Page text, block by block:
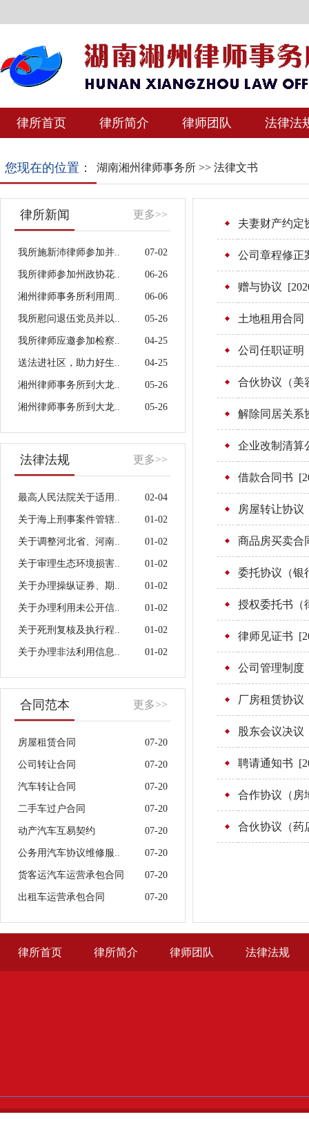
律所首页 律所简介 律师团队 法律法
您现在的位置： 湖南湘州律师事务所 >> 法律文书
律所新闻 更多>>
我所施新沛律师参加并.. 07-02
我所律师参加州政协花.. 06-26
湘州律师事务所利用周.. 06-06
我所慰问退伍党员并以.. 05-26
我所律师应邀参加检察.. 04-25
送法进社区，助力好生.. 04-25
湘州律师事务所到大龙.. 05-26
湘州律师事务所到大龙.. 05-26
法律法规 更多>>
最高人民法院关于适用.. 02-04
关于海上刑事案件管辖.. 01-02
关于调整河北省、河南.. 01-02
关于审理生态环境损害.. 01-02
关于办理操纵证券、期.. 01-02
关于办理利用未公开信.. 01-02
关于死刑复核及执行程.. 01-02
关于办理非法利用信息.. 01-02
合同范本 更多>>
房屋租赁合同 07-20
公司转让合同 07-20
汽车转让合同 07-20
二手车过户合同 07-20
动产汽车互易契约 07-20
公务用汽车协议维修服.. 07-20
货客运汽车运营承包合同 07-20
出租车运营承包合同 07-20
夫妻财产约定
公司章程修正
赠与协议
土地租用合同
公司任职证明
合伙协议（美
解除同居关系
企业改制清算
借款合同书
房屋转让协议
商品房买卖合
委托协议（银
授权委托书（
律师见证书
公司管理制度
厂房租赁协议
股东会议决议
聘请通知书
合作协议（房
合伙协议（药
律所首页 律所简介 律师团队 法律法规